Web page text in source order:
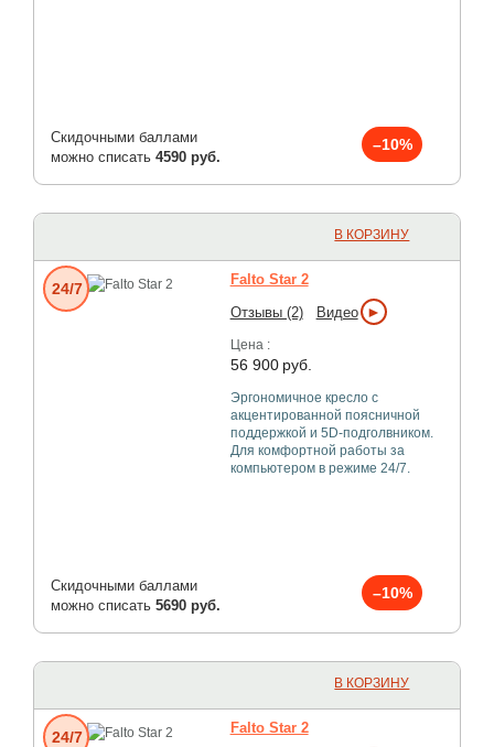
Скидочными баллами
можно списать 4590 руб.
–10%
В КОРЗИНУ
Falto Star 2
Отзывы (2)
Видео ►
Цена :
56 900 руб.
Эргономичное кресло с
акцентированной поясничной
поддержкой и 5D-подголвником.
Для комфортной работы за
компьютером в режиме 24/7.
Скидочными баллами
можно списать 5690 руб.
–10%
24/7
В КОРЗИНУ
Falto Star 2
24/7